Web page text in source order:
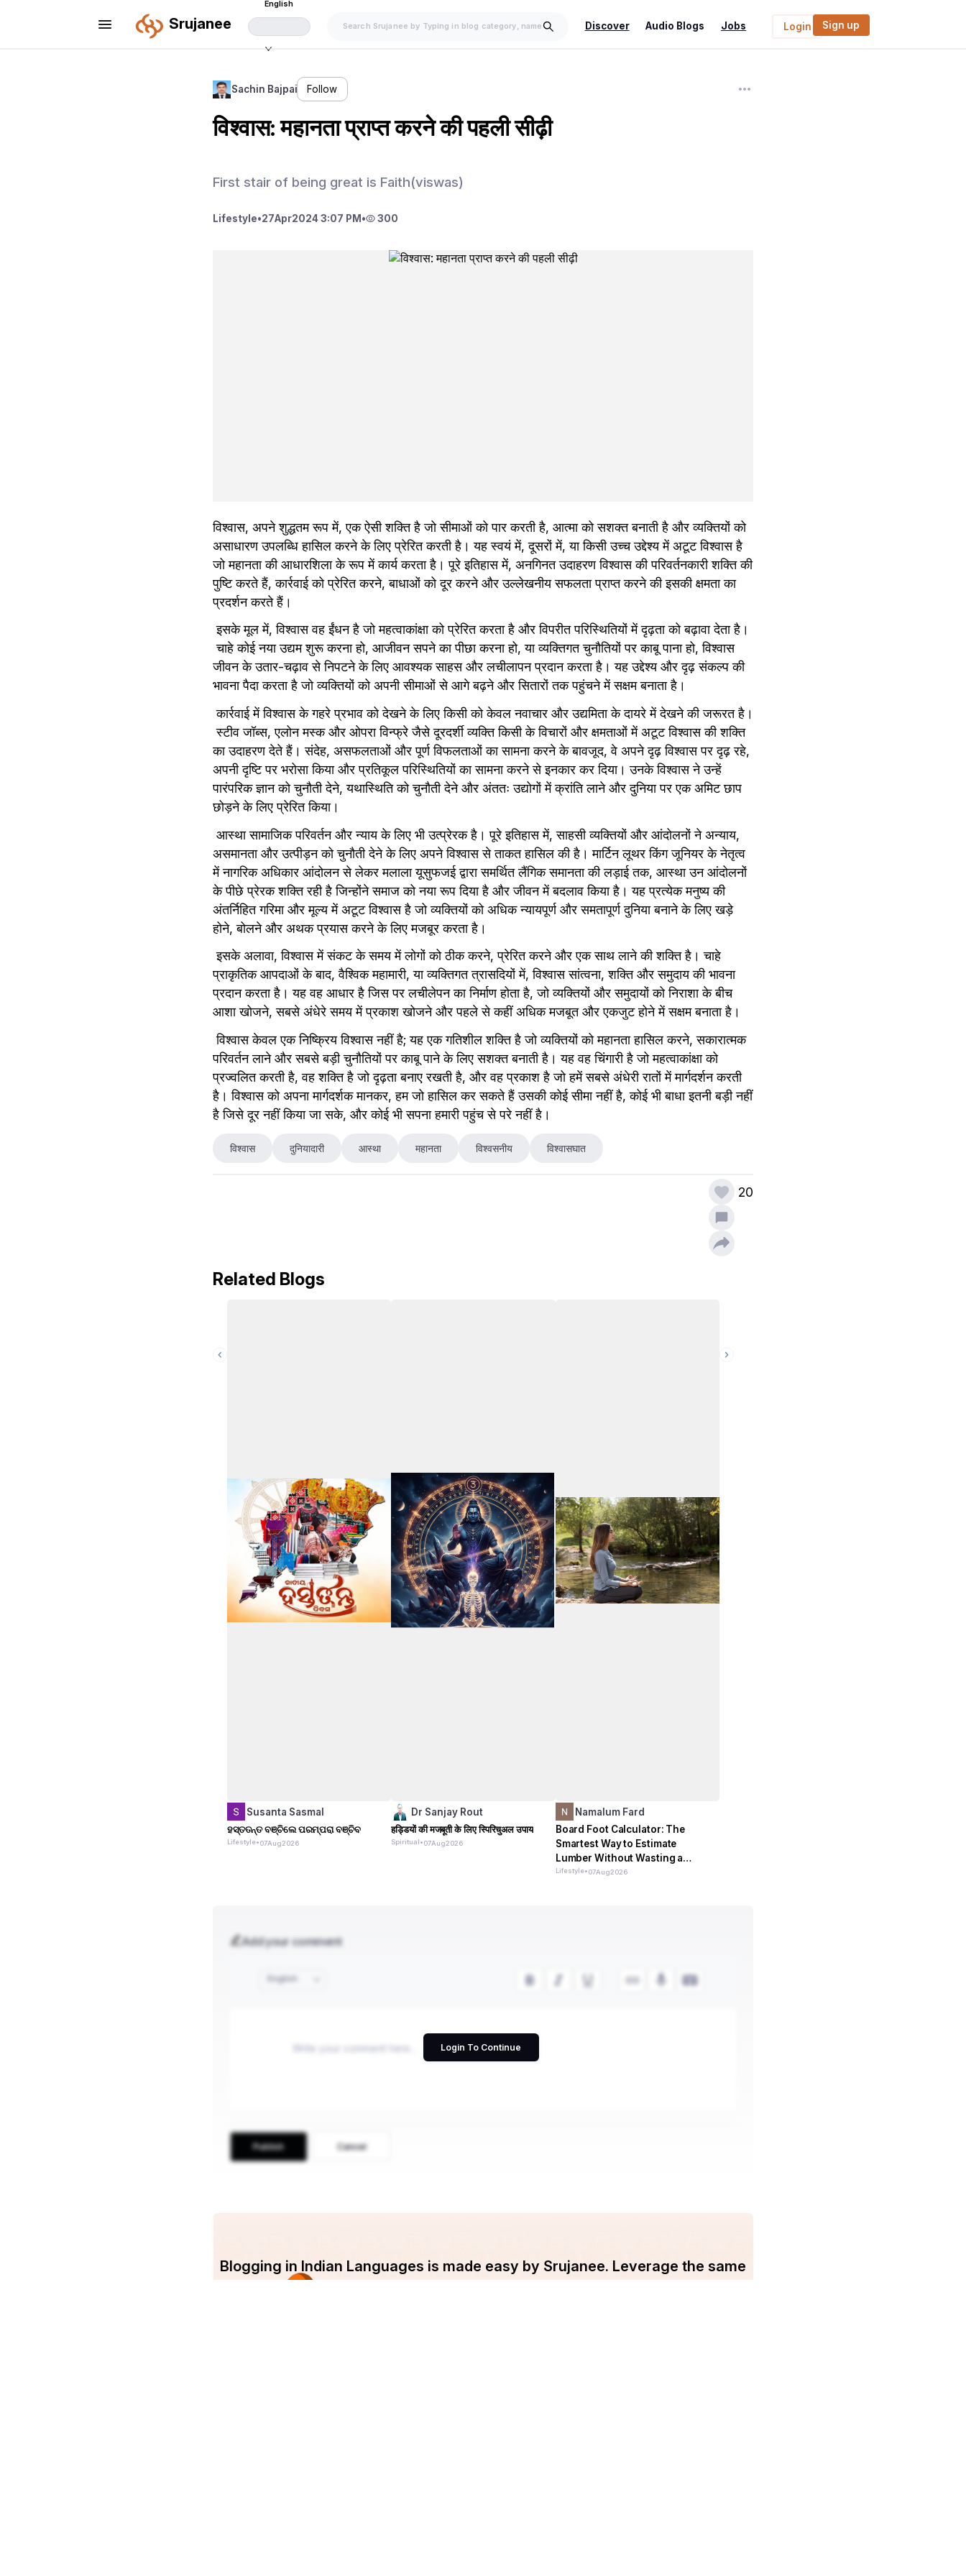
Srujanee
English
Discover Audio Blogs Jobs Login Sign up
Sachin Bajpai Follow
विश्वास: महानता प्राप्त करने की पहली सीढ़ी
First stair of being great is Faith(viswas)
Lifestyle•27Apr2024 3:07 PM • 300
विश्वास, अपने शुद्धतम रूप में, एक ऐसी शक्ति है जो सीमाओं को पार करती है, आत्मा को सशक्त बनाती है और व्यक्तियों को
असाधारण उपलब्धि हासिल करने के लिए प्रेरित करती है। यह स्वयं में, दूसरों में, या किसी उच्च उद्देश्य में अटूट विश्वास है
जो महानता की आधारशिला के रूप में कार्य करता है। पूरे इतिहास में, अनगिनत उदाहरण विश्वास की परिवर्तनकारी शक्ति की
पुष्टि करते हैं, कार्रवाई को प्रेरित करने, बाधाओं को दूर करने और उल्लेखनीय सफलता प्राप्त करने की इसकी क्षमता का
प्रदर्शन करते हैं।
इसके मूल में, विश्वास वह ईंधन है जो महत्वाकांक्षा को प्रेरित करता है और विपरीत परिस्थितियों में दृढ़ता को बढ़ावा देता है।
चाहे कोई नया उद्यम शुरू करना हो, आजीवन सपने का पीछा करना हो, या व्यक्तिगत चुनौतियों पर काबू पाना हो, विश्वास
जीवन के उतार-चढ़ाव से निपटने के लिए आवश्यक साहस और लचीलापन प्रदान करता है। यह उद्देश्य और दृढ़ संकल्प की
भावना पैदा करता है जो व्यक्तियों को अपनी सीमाओं से आगे बढ़ने और सितारों तक पहुंचने में सक्षम बनाता है।
कार्रवाई में विश्वास के गहरे प्रभाव को देखने के लिए किसी को केवल नवाचार और उद्यमिता के दायरे में देखने की जरूरत है।
स्टीव जॉब्स, एलोन मस्क और ओपरा विन्फ्रे जैसे दूरदर्शी व्यक्ति किसी के विचारों और क्षमताओं में अटूट विश्वास की शक्ति
का उदाहरण देते हैं। संदेह, असफलताओं और पूर्ण विफलताओं का सामना करने के बावजूद, वे अपने दृढ़ विश्वास पर दृढ़ रहे,
अपनी दृष्टि पर भरोसा किया और प्रतिकूल परिस्थितियों का सामना करने से इनकार कर दिया। उनके विश्वास ने उन्हें
पारंपरिक ज्ञान को चुनौती देने, यथास्थिति को चुनौती देने और अंततः उद्योगों में क्रांति लाने और दुनिया पर एक अमिट छाप
छोड़ने के लिए प्रेरित किया।
आस्था सामाजिक परिवर्तन और न्याय के लिए भी उत्प्रेरक है। पूरे इतिहास में, साहसी व्यक्तियों और आंदोलनों ने अन्याय,
असमानता और उत्पीड़न को चुनौती देने के लिए अपने विश्वास से ताकत हासिल की है। मार्टिन लूथर किंग जूनियर के नेतृत्व
में नागरिक अधिकार आंदोलन से लेकर मलाला यूसुफजई द्वारा समर्थित लैंगिक समानता की लड़ाई तक, आस्था उन आंदोलनों
के पीछे प्रेरक शक्ति रही है जिन्होंने समाज को नया रूप दिया है और जीवन में बदलाव किया है। यह प्रत्येक मनुष्य की
अंतर्निहित गरिमा और मूल्य में अटूट विश्वास है जो व्यक्तियों को अधिक न्यायपूर्ण और समतापूर्ण दुनिया बनाने के लिए खड़े
होने, बोलने और अथक प्रयास करने के लिए मजबूर करता है।
इसके अलावा, विश्वास में संकट के समय में लोगों को ठीक करने, प्रेरित करने और एक साथ लाने की शक्ति है। चाहे
प्राकृतिक आपदाओं के बाद, वैश्विक महामारी, या व्यक्तिगत त्रासदियों में, विश्वास सांत्वना, शक्ति और समुदाय की भावना
प्रदान करता है। यह वह आधार है जिस पर लचीलेपन का निर्माण होता है, जो व्यक्तियों और समुदायों को निराशा के बीच
आशा खोजने, सबसे अंधेरे समय में प्रकाश खोजने और पहले से कहीं अधिक मजबूत और एकजुट होने में सक्षम बनाता है।
विश्वास केवल एक निष्क्रिय विश्वास नहीं है; यह एक गतिशील शक्ति है जो व्यक्तियों को महानता हासिल करने, सकारात्मक
परिवर्तन लाने और सबसे बड़ी चुनौतियों पर काबू पाने के लिए सशक्त बनाती है। यह वह चिंगारी है जो महत्वाकांक्षा को
प्रज्वलित करती है, वह शक्ति है जो दृढ़ता बनाए रखती है, और वह प्रकाश है जो हमें सबसे अंधेरी रातों में मार्गदर्शन करती
है। विश्वास को अपना मार्गदर्शक मानकर, हम जो हासिल कर सकते हैं उसकी कोई सीमा नहीं है, कोई भी बाधा इतनी बड़ी नहीं
है जिसे दूर नहीं किया जा सके, और कोई भी सपना हमारी पहुंच से परे नहीं है।
विश्वास दुनियादारी आस्था महानता विश्वसनीय विश्वासघात
20
Related Blogs
Susanta Sasmal
ହସ୍ତତନ୍ତ ବଞ୍ଚିଲେ ପରମ୍ପରା ବଞ୍ଚିବ
Lifestyle•07Aug2026
Dr Sanjay Rout
हड्डियों की मजबूती के लिए स्पिरिचुअल उपाय
Spiritual •07Aug2026
Namalum Fard
Board Foot Calculator: The
Smartest Way to Estimate
Lumber Without Wasting a
Single Dollar
Lifestyle•07Aug2026
Add your comment
Login To Continue
English
Publish Cancel
Blogging in Indian Languages is made easy by Srujanee. Leverage the same